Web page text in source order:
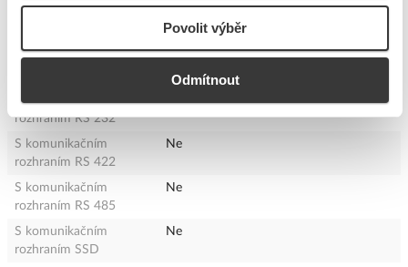
Povolit výběr
Odmítnout
S komunikačním
S komunikačním
Ne
S komunikačním
rozhraním RS 232
S komunikačním
rozhraním RS 422
Ne
S komunikačním
rozhraním RS 485
Ne
S komunikačním
rozhraním SSD
Ne